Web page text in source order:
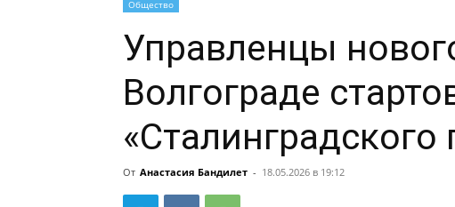
Общество
Управленцы
Волгограде
От Анастасия Бандилет - 18.05.2026 в 19:12